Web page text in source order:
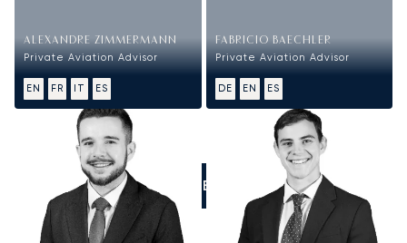
ALEXANDRE ZIMMERMANN
Private Aviation Advisor
EN FR IT ES
FABRICIO BAECHLER
Private Aviation Advisor
DE EN ES
LLÁMENOS